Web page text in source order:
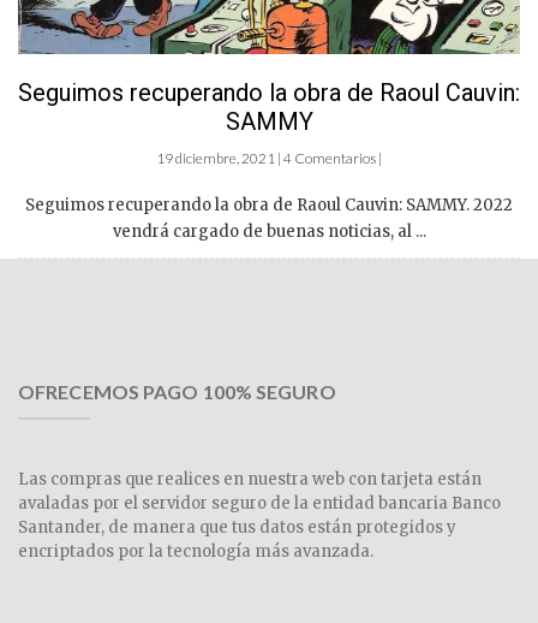
Seguimos recuperando la obra de Raoul Cauvin:
SAMMY
19 diciembre, 2021 | 4 Comentarios |
Seguimos recuperando la obra de Raoul Cauvin: SAMMY. 2022
vendrá cargado de buenas noticias, al ...
OFRECEMOS PAGO 100% SEGURO
Las compras que realices en nuestra web con tarjeta están
avaladas por el servidor seguro de la entidad bancaria Banco
Santander, de manera que tus datos están protegidos y
encriptados por la tecnología más avanzada.